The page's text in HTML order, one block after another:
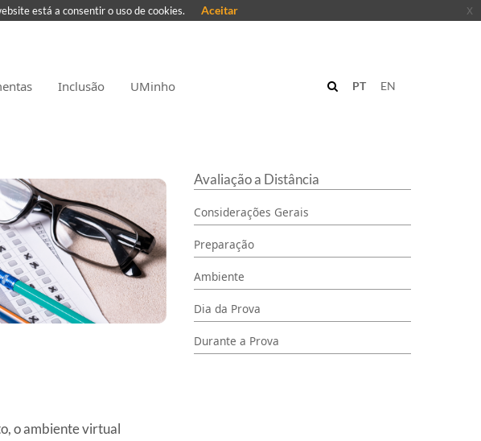
Inclusão UMinho EN
PT
o ambiente virtual
Avaliação a Distância
Considerações Gerais
Preparação
Ambiente
Dia da Prova
Durante a Prova
está a consentir o uso de cookies. Aceitar x